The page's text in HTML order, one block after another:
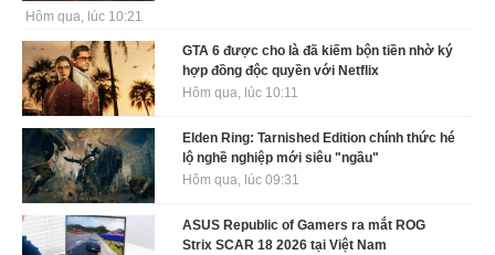
Hôm qua, lúc 10:21
GTA 6 được cho là đã kiếm bộn tiền nhờ ký
hợp đồng độc quyền với Netflix
Hôm qua, lúc 10:11
Elden Ring: Tarnished Edition chính thức hé
lộ nghề nghiệp mới siêu "ngầu"
Hôm qua, lúc 09:31
ASUS Republic of Gamers ra mắt ROG
Strix SCAR 18 2026 tại Việt Nam